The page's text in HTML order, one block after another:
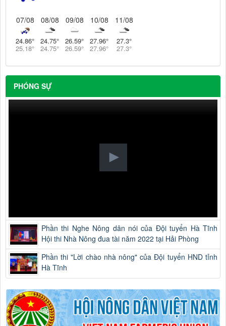
07/08
24.86°
25.18°
08/08
24.75°
24.75°
09/08
26.59°
26.59°
10/08
27.96°
27.96°
11/08
27.3°
27.3°
PHÓNG SỰ
Phần thi Nghe Nông dân nói của Đội tuyển Hà Tĩnh
Hội thi Nhà Nông đua tài năm 2022 tại Hải Phòng
Phần thi "Lời chào nhà nông" của Đội tuyển HND tỉnh
Hà Tĩnh